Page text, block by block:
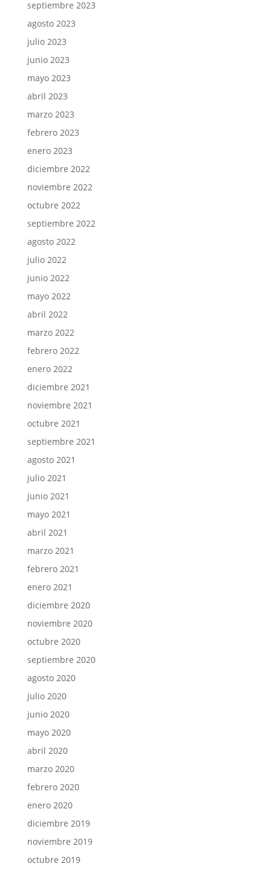
septiembre 2023
agosto 2023
julio 2023
junio 2023
mayo 2023
abril 2023
marzo 2023
febrero 2023
enero 2023
diciembre 2022
noviembre 2022
octubre 2022
septiembre 2022
agosto 2022
julio 2022
junio 2022
mayo 2022
abril 2022
marzo 2022
febrero 2022
enero 2022
diciembre 2021
noviembre 2021
octubre 2021
septiembre 2021
agosto 2021
julio 2021
junio 2021
mayo 2021
abril 2021
marzo 2021
febrero 2021
enero 2021
diciembre 2020
noviembre 2020
octubre 2020
septiembre 2020
agosto 2020
julio 2020
junio 2020
mayo 2020
abril 2020
marzo 2020
febrero 2020
enero 2020
diciembre 2019
noviembre 2019
octubre 2019